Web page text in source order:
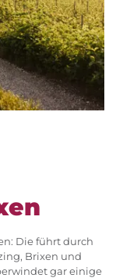
Die führt durch
Brixen und
gar einige